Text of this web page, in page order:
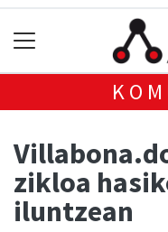
zikloa
iluntzean